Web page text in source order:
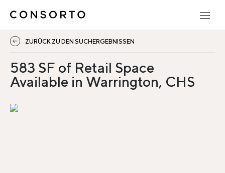
ZURÜCK ZU DEN SUCHERGEBNISSEN
583 SF of Retail Space
Available in Warrington, CHS